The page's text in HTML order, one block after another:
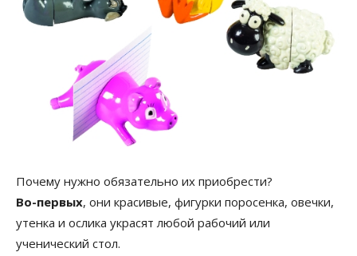
Почему нужно обязательно их приобрести?
Во-первых, они красивые, фигурки поросенка, овечки,
утенка и ослика украсят любой рабочий или
ученический стол.